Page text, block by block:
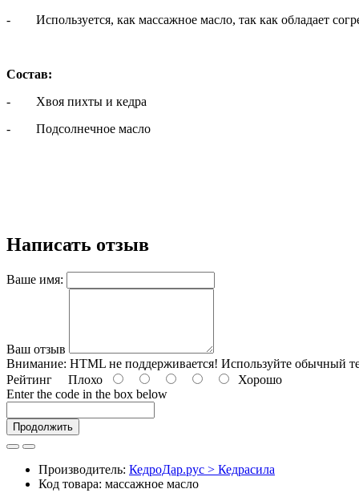
- Используется, как массажное масло, так как обладает
Состав:
- Хвоя пихты и кедра
- Подсолнечное масло
Написать отзыв
Ваше имя:
Ваш отзыв
Внимание: HTML не поддерживается! Используйте обычный
Рейтинг Плохо
Хорошо
Enter the code in the box below
Продолжить
Производитель: КедроДар.рус > Кедрасила
Код товара: массажное масло